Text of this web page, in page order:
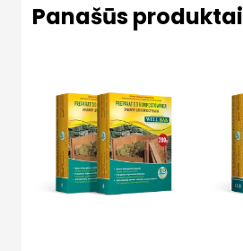
Panašūs produktai